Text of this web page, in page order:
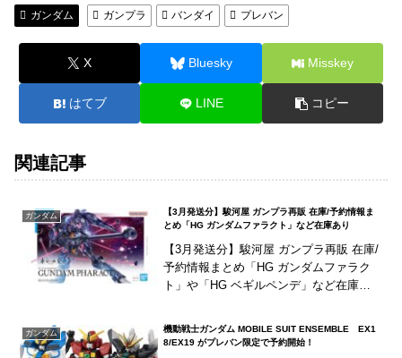
ガンダム ガンプラ バンダイ プレバン
X Bluesky Misskey
はてブ LINE コピー
関連記事
ガンダム
【3月発送分】駿河屋 ガンプラ再販 在庫/予約情報ま
とめ「HG ガンダムファラクト」など在庫あり
【3月発送分】駿河屋 ガンプラ再販 在庫/
予約情報まとめ「HG ガンダムファラク
ト」や「HG ベギルペンデ」など在庫あ
ガンダム
機動戦士ガンダム MOBILE SUIT ENSEMBLE EX1
8/EX19 がプレバン限定で予約開始！